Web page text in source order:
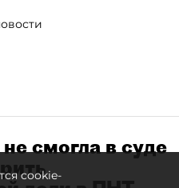
смогла в суде
cookie-